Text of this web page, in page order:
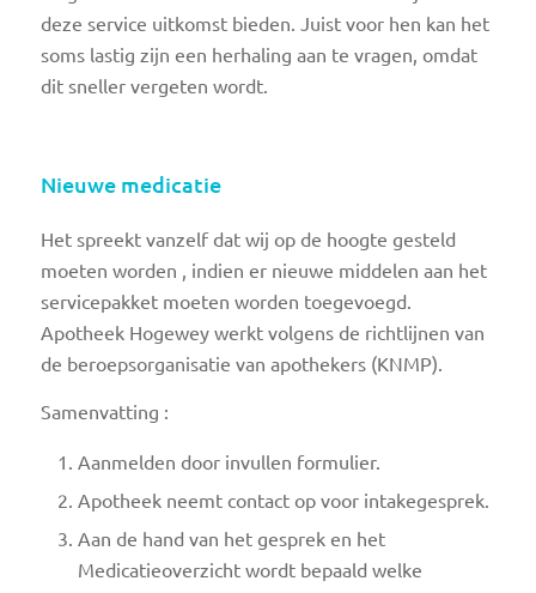
deze service uitkomst bieden. Juist voor hen kan het
soms lastig zijn een herhaling aan te vragen, omdat
dit sneller vergeten wordt.
Nieuwe medicatie
Het spreekt vanzelf dat wij op de hoogte gesteld
moeten worden , indien er nieuwe middelen aan het
servicepakket moeten worden toegevoegd.
Apotheek Hogewey werkt volgens de richtlijnen van
de beroepsorganisatie van apothekers (KNMP).
Samenvatting :
Aanmelden door invullen formulier.
Apotheek neemt contact op voor intakegesprek.
Aan de hand van het gesprek en het
Medicatieoverzicht wordt bepaald welke